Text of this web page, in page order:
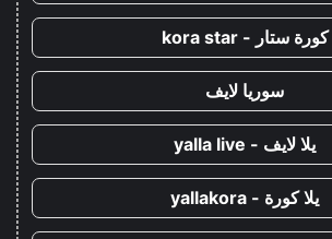
كورة ستار - kora star
سوريا لايف
يلا لايف - yalla live
يلا كورة - yallakora